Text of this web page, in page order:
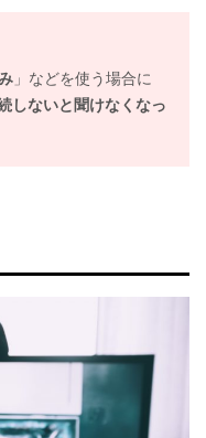
」などを使う場合に
しないと聞けなくなっ